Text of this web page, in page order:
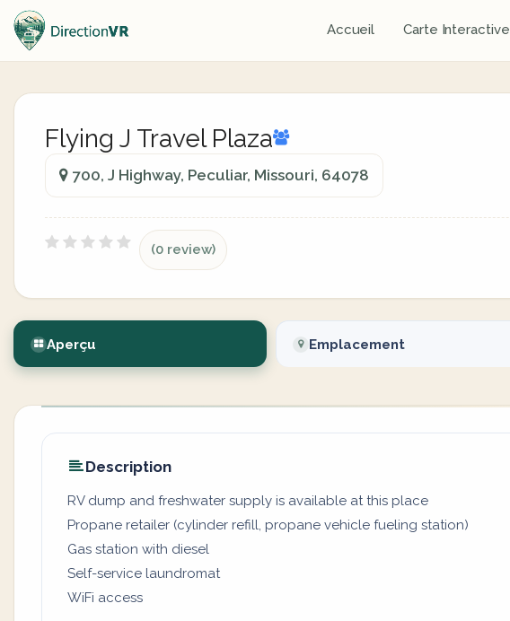
Accueil Carte Interactive
Flying J Travel Plaza
700, J Highway, Peculiar, Missouri, 64078
(0 review)
Aperçu Emplacement
Description
RV dump and freshwater supply is available at this place
Propane retailer (cylinder refill, propane vehicle fueling station)
Gas station with diesel
Self-service laundromat
WiFi access